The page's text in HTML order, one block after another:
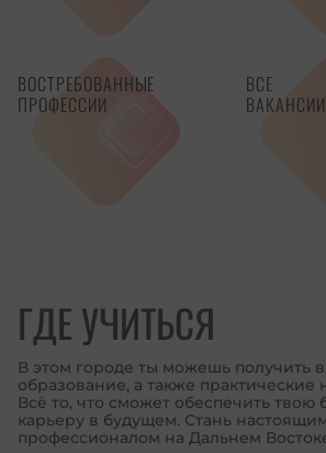
ВОСТРЕБОВАННЫЕ
ПРОФЕССИИ
ВСЕ
ВАКАНСИИ
ГДЕ УЧИТЬСЯ
В этом городе ты можешь получить
образование, а также
Всё то, что сможет обеспечить твою
карьеру в будущем. Стань
профессионалом на Дальнем